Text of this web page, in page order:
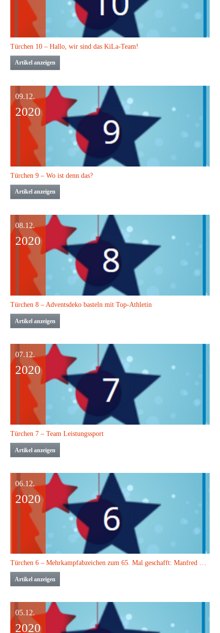
Türchen 10 – Hallo, wir sind das KiLa-Team!
Artikel anzeigen
09.12.
2020
Türchen 9 – Wo ist denn das?
Artikel anzeigen
08.12.
2020
Türchen 8 – Adventsdeko basteln mit Top-Athletin
Artikel anzeigen
07.12.
2020
Türchen 7 – Team Leistungssport
Artikel anzeigen
06.12.
2020
Türchen 6 – Mehrkampfabzeichen zum 65. Mal geschafft: Manfred Erdmann
Artikel anzeigen
05.12.
2020